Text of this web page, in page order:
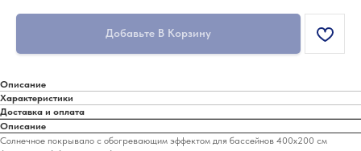
Добавьте В Корзину
Описание
Характеристики
Доставка и оплата
Описание
Солнечное покрывало с обогревающим эффектом для бассейнов 400x200 см